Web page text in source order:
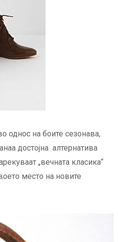
однос на боите сезонава,
достојна алтернатива
„вечната класика“
место на новите